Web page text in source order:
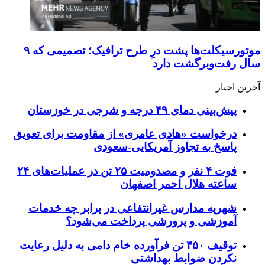
موتورسیکلت‌ها پشت درِ طرح ترافیک؛ تصمیمی که ۹
سال رفت‌وبرگشت دارد
آخرین اخبار
پیش‌بینی دمای ۴۹ درجه و شرجی در خوزستان
درخواست «هادی عامری» از مقاومت برای تعویق
پاسخ به تجاوز آمریکایی-سعودی
فوت ۴ نفر و مصدومیت ۲۵ تن در عملیات‌های ۲۴
ساعته هلال احمر اصفهان
شهریه مدارس غیرانتفاعی در برابر چه خدمات
آموزشی و پرورشی پرداخت می‌شود؟
توقیف ۴۵۰ تن فرآورده خام دامی به دلیل رعایت
نکردن ضوابط بهداشتی